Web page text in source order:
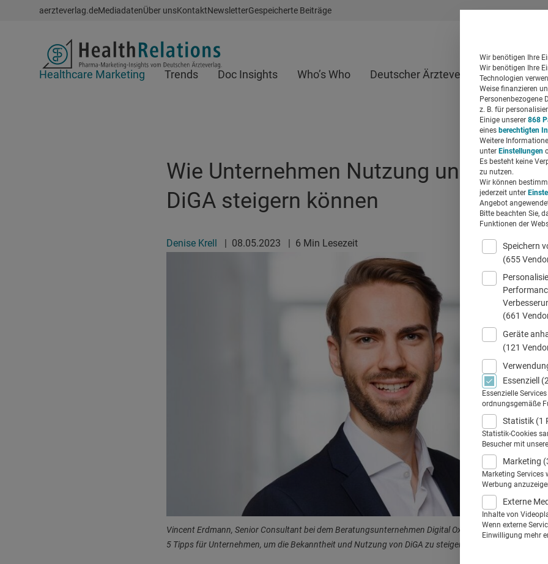
Schnellzugriff
aerzteverlag.deMediadatenÜber unsKontaktNewsletterGespeicherte Beiträge
Header
Healthcare Marketing Trends Doc Insights Who’s Who Deutscher Ärzteverlag
Wie Unternehmen Nutzung und
DiGA steigern können
Denise Krell | 08.05.2023 | 6 Min Lesezeit
Vincent Erdmann, Senior Consultant bei dem Beratungsunternehmen Digital Oxygen, begleitet
5 Tipps für Unternehmen, um die Bekanntheit und Nutzung von DiGA zu steigern. © Digital Oxygen
Wir benötigen Ihre
Wir benötigen Ihre
Technologien
Weise finanzieren
Personenbezogene
z. B. für
Einige unserer 868
eines berechtigten
Weitere
unter Einstellungen
Es besteht keine
zu nutzen.
Wir können
jederzeit unter
Angebot
Bitte beachten Sie,
Funktionen der
Speichern
(655
(661
Geräte
(121
Essenziell
Essenzielle
ordnungsgemäße
Statistik (1
Statistik-Cookies
Besucher mit
Marketing
Marketing
Werbung
Externe
Inhalte von
Wenn externe
Einwilligung mehr